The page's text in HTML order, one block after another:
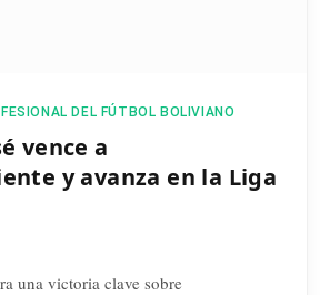
DEL FÚTBOL BOLIVIANO
vence a
y avanza en la Liga
una victoria clave sobre